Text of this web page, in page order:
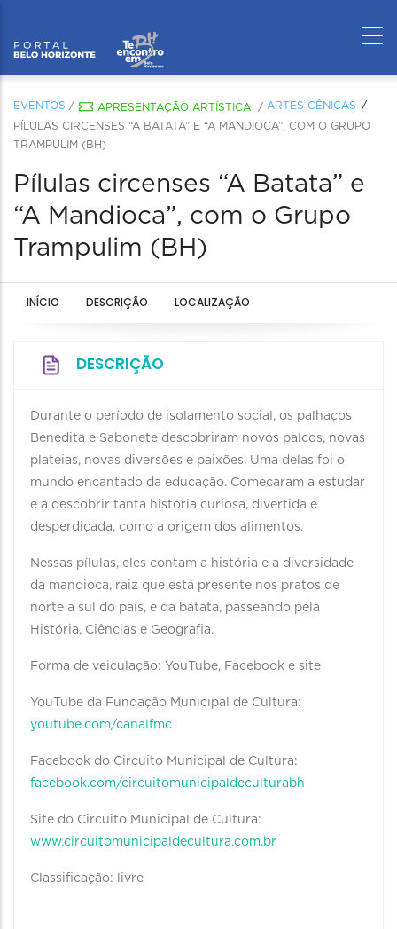
EVENTOS / APRESENTAÇÃO ARTÍSTICA / ARTES CÊNICAS
PÍLULAS CIRCENSES “A BATATA” E “A MANDIOCA”, COM O GRUPO
TRAMPULIM (BH)
Pílulas circenses “A Batata” e
“A Mandioca”, com o Grupo
Trampulim (BH)
INÍCIO DESCRIÇÃO LOCALIZAÇÃO
DESCRIÇÃO
Durante o período de isolamento social, os palhaços
Benedita e Sabonete descobriram novos palcos, novas
plateias, novas diversões e paixões. Uma delas foi o
mundo encantado da educação. Começaram a estudar
e a descobrir tanta história curiosa, divertida e
desperdiçada, como a origem dos alimentos.
Nessas pílulas, eles contam a história e a diversidade
da mandioca, raiz que está presente nos pratos de
norte a sul do país, e da batata, passeando pela
História, Ciências e Geografia.
Forma de veiculação: YouTube, Facebook e site
YouTube da Fundação Municipal de Cultura:
youtube.com/canalfmc
Facebook do Circuito Municipal de Cultura:
facebook.com/circuitomunicipaldeculturabh
Site do Circuito Municipal de Cultura:
www.circuitomunicipaldecultura.com.br
Classificação: livre